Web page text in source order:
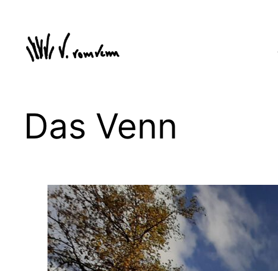
springen
Das Venn